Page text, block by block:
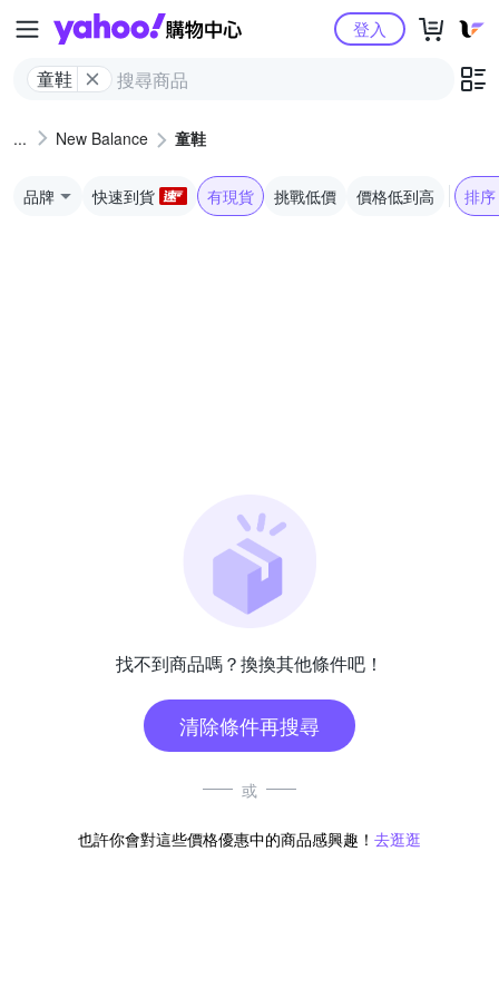
Yahoo購物中心
童鞋
登入
New Balance 童鞋
品牌 快速到貨 有現貨 挑戰低價 價格低到高 排序
找不到商品嗎？換換其他條件吧！
清除條件再搜尋
或
也許你會對這些價格優惠中的商品感興趣！ 去逛逛